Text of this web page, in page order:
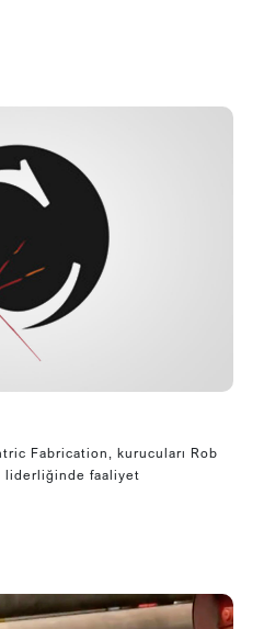
Fabrication, kurucuları Rob
liderliğinde faaliyet